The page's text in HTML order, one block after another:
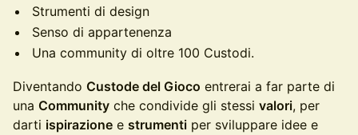
Strumenti di design
Senso di appartenenza
Una community di oltre 100 Custodi.
Diventando Custode del Gioco entrerai a far parte di
una Community che condivide gli stessi valori, per
darti ispirazione e strumenti per sviluppare idee e